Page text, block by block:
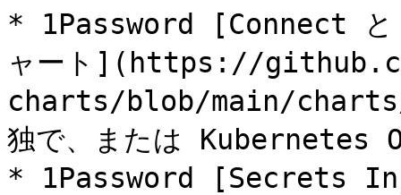
* 1Password [Connect
ャート](https://
charts/blob/main/charts/
独で、または Kubernetes
* 1Password [Secrets